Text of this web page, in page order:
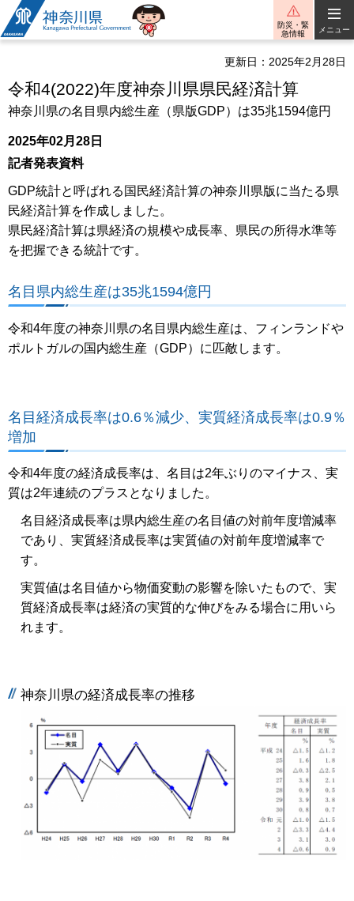
神奈川県
防災・緊
急情報
メニュー
更新日：2025年2月28日
令和4(2022)年度神奈川県県民経済計算
神奈川県の名目県内総生産（県版GDP）は35兆1594億円
2025年02月28日
記者発表資料
GDP統計と呼ばれる国民経済計算の神奈川県版に当たる県
民経済計算を作成しました。
県民経済計算は県経済の規模や成長率、県民の所得水準等
を把握できる統計です。
名目県内総生産は35兆1594億円
令和4年度の神奈川県の名目県内総生産は、フィンランドや
ポルトガルの国内総生産（GDP）に匹敵します。
名目経済成長率は0.6％減少、実質経済成長率は0.9％
増加
令和4年度の経済成長率は、名目は2年ぶりのマイナス、実
質は2年連続のプラスとなりました。
名目経済成長率は県内総生産の名目値の対前年度増減率
であり、実質経済成長率は実質値の対前年度増減率で
す。
実質値は名目値から物価変動の影響を除いたもので、実
質経済成長率は経済の実質的な伸びをみる場合に用いら
れます。
神奈川県の経済成長率の推移